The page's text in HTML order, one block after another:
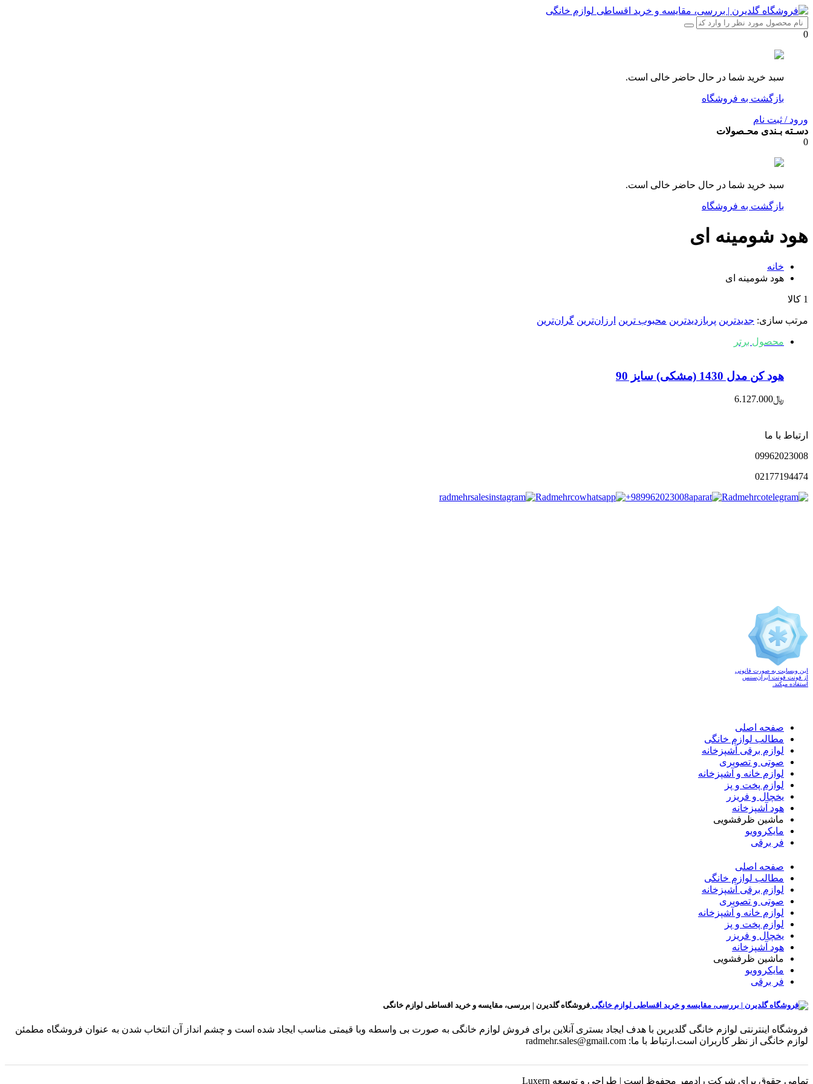
0
سبد خرید شما در حال حاضر خالی است.
بازگشت به فروشگاه
ورود / ثبت نام
دسـته بـندی محـصولات
0
سبد خرید شما در حال حاضر خالی است.
بازگشت به فروشگاه
هود شومینه ای
خانه
هود شومینه ای
1 کالا
مرتب‌ سازی: جدیدترین پربازدیدترین محبوب ترین ارزان‌ترین گران‌ترین
محصول برتر
هود کن مدل 1430 (مشکی) سایز 90
﷼6.127.000
ارتباط با ما
09962023008
021 77194474
radmehrsales
Radmehrco +989962023008 Radmehrco
این وبسایت به صورت قانونی
از فونت فونت ایران‌سنس
استفاده میکند.
صفحه اصلی
مطالب لوازم خانگی
لوازم برقی آشپزخانه
صوتی و تصویری
لوازم خانه و آشپزخانه
لوازم پخت و پز
یخچال و فریزر
هود آشپزخانه
ماشین ظرفشویی
مایکروویو
فر برقی
صفحه اصلی
مطالب لوازم خانگی
لوازم برقی آشپزخانه
صوتی و تصویری
لوازم خانه و آشپزخانه
لوازم پخت و پز
یخچال و فریزر
هود آشپزخانه
ماشین ظرفشویی
مایکروویو
فر برقی
فروشگاه گلدیرن | بررسی، مقایسه و خرید اقساطی لوازم خانگی
فروشگاه اینترنتی لوازم خانگی گلدیرین با هدف ایجاد بستری آنلاین برای فروش لوازم خانگی به صورت بی واسطه وبا قیمتی مناسب ایجاد شده است و چشم انداز آن انتخاب شدن به عنوان فروشگاه مطمئن
لوازم خانگی از نظر کاربران است.ارتباط با ما: radmehr.sales@gmail.com
تمامی حقوق برای شرکت رادمهر محفوظ است | طراحی و توسعه Luxern